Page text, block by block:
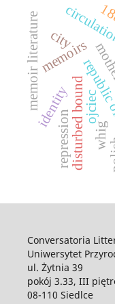
disturbed bound
memoirs
memoir literature ojciec
identity
city
whig
repression
Conversatoria
Uniwersytet
ul. Żytnia 39
pokój 3.33, III
08-110 Siedlce